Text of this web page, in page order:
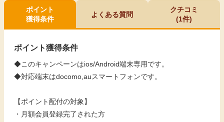
ポイント
獲得条件
よくある質問
クチコミ
(1件)
ポイント獲得条件
◆このキャンペーンはios/Android端末専用です。
◆対応端末はdocomo,auスマートフォンです。
【ポイント配付の対象】
・月額会員登録完了された方